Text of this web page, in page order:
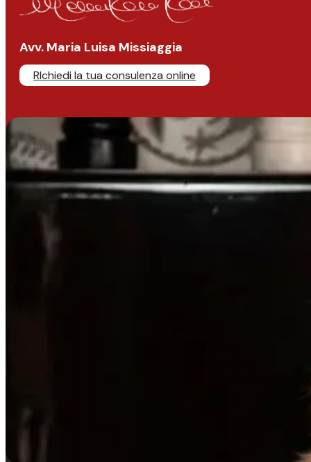
Avv. Maria Luisa Missiaggia
RIchiedi la tua consulenza online